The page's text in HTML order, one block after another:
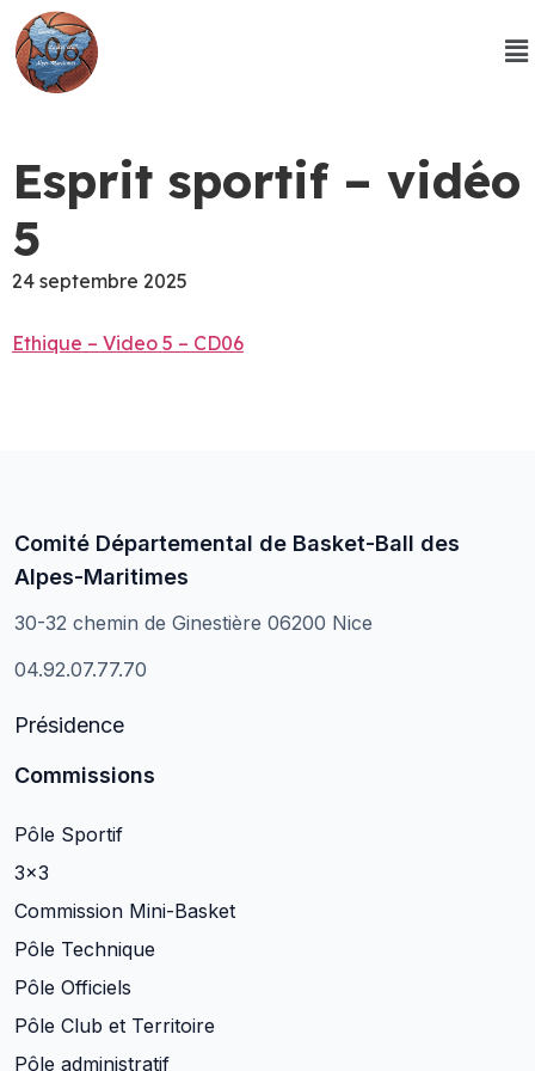
Esprit sportif – vidéo
5
24 septembre 2025
Ethique – Video 5 – CD06
Comité Départemental de Basket-Ball des
Alpes-Maritimes
30-32 chemin de Ginestière 06200 Nice
04.92.07.77.70
Présidence
Commissions
Pôle Sportif
3×3
Commission Mini-Basket
Pôle Technique
Pôle Officiels
Pôle Club et Territoire
Pôle administratif